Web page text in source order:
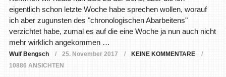
eigentlich schon letzte Woche habe sprechen wollen, worauf
ich aber zugunsten des "chronologischen Abarbeitens"
verzichtet habe, zumal es auf die eine Woche ja nun auch nicht
mehr wirklich angekommen …
Wulf Bengsch 25. November 2017
KEINE KOMMENTARE
10886 ANSICHTEN